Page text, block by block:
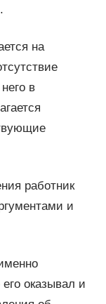
на
в
работник
и
оказывал и